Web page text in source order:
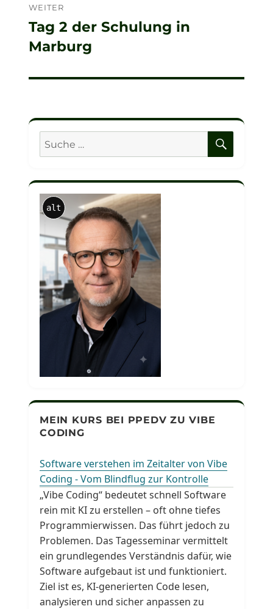
WEITER
Nächster
Beitrag:
Tag 2 der Schulung in
Marburg
Suche
nach:
alt
MEIN KURS BEI PPEDV ZU VIBE
CODING
Software verstehen im Zeitalter von Vibe
Coding - Vom Blindflug zur Kontrolle
„Vibe Coding“ bedeutet schnell Software
rein mit KI zu erstellen – oft ohne tiefes
Programmierwissen. Das führt jedoch zu
Problemen. Das Tagesseminar vermittelt
ein grundlegendes Verständnis dafür, wie
Software aufgebaut ist und funktioniert.
Ziel ist es, KI-generierten Code lesen,
analysieren und sicher anpassen zu